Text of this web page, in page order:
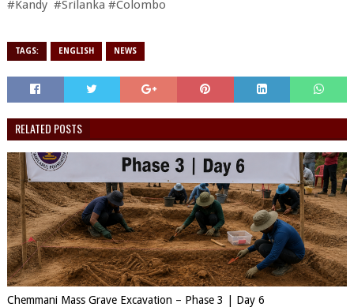
#Kandy #Srilanka #Colombo
TAGS: ENGLISH NEWS
RELATED POSTS
Chemmani Mass Grave Excavation – Phase 3 | Day 6